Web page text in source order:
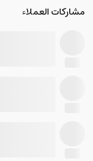
مشاركات العملاء